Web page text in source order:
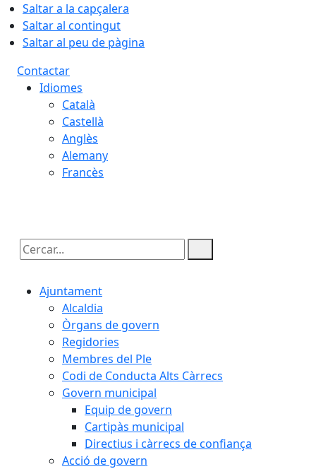
Saltar a la capçalera
Saltar al contingut
Saltar al peu de pàgina
Contactar
Idiomes
Català
Castellà
Anglès
Alemany
Francès
Cercar:
Ajuntament
Alcaldia
Òrgans de govern
Regidories
Membres del Ple
Codi de Conducta Alts Càrrecs
Govern municipal
Equip de govern
Cartipàs municipal
Directius i càrrecs de confiança
Acció de govern